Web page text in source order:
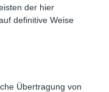
der hier
definitive Weise
Übertragung von